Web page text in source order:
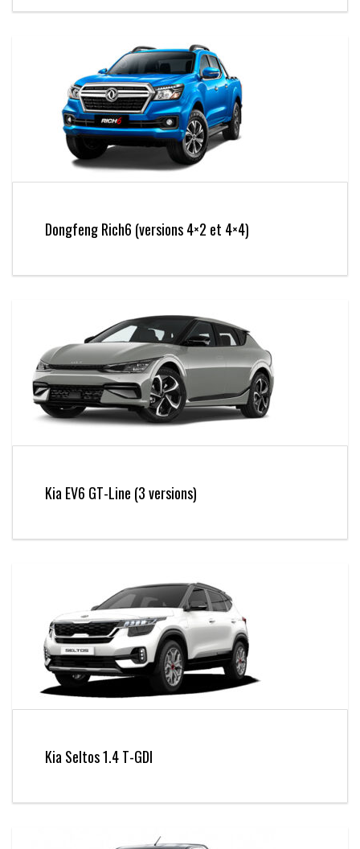
Dongfeng Rich6 (versions 4×2 et 4×4)
Kia EV6 GT-Line (3 versions)
Kia Seltos 1.4 T-GDI